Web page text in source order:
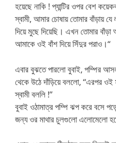
হয়েছে নাকি ! প্যান্টির ওপর বেশ
স্বামী, আমার চোষায় তোমার বাঁড়ায় যে
দিয়ে মুছে দিয়েছি। এখন তোমার
আমাকে ওই বাঁশ দিয়ে সিঁদুর পরাও।“
এবার বুঝতে পারলো বুবাই, পম্পির
থেকে উঠে দাঁড়িয়ে বললো, “এরপর
স্বামী বললি !”
বুবাই ওঠামাত্র পম্পি ঝপ করে বসে
জন্য ওর মাথার চুলগুলো এলোমেলো